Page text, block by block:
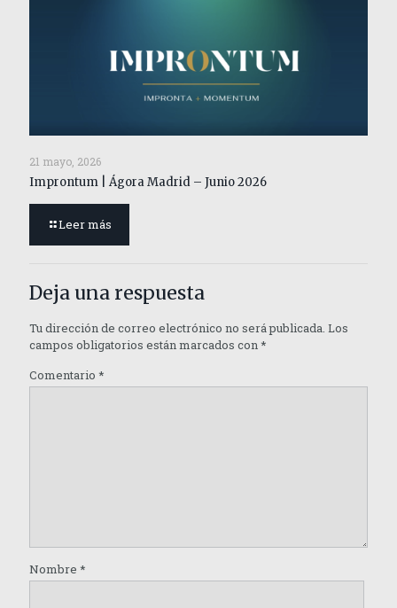
21 mayo, 2026
Improntum | Ágora Madrid – Junio 2026
Leer más
Deja una respuesta
Tu dirección de correo electrónico no será publicada. Los
campos obligatorios están marcados con*
Comentario *
Nombre *